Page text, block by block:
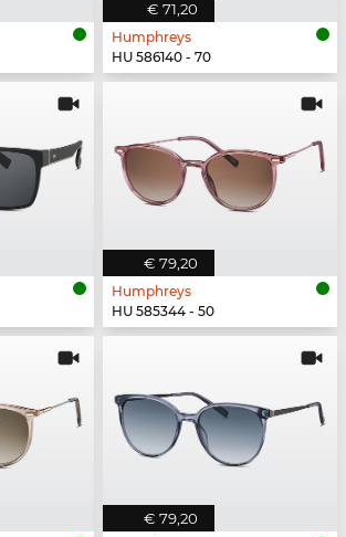
€ 71,20
Humphreys
HU 586140 - 70
€ 79,20
Humphreys
HU 585344 - 50
€ 79,20